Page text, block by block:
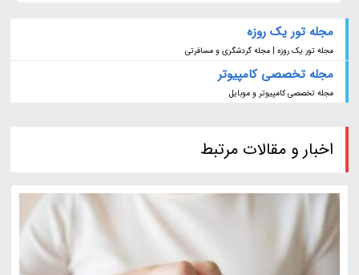
مجله تور یک روزه
مجله تور یک روزه | مجله گردشگری و مسافرتی
مجله تخصصی کامپیوتر
مجله تخصصی کامپیوتر و موبایل
اخبار و مقالات مرتبط